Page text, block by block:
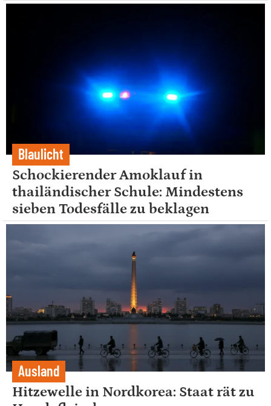
Blaulicht
Schockierender Amoklauf in
thailändischer Schule: Mindestens
sieben Todesfälle zu beklagen
Ausland
Hitzewelle in Nordkorea: Staat rät zu